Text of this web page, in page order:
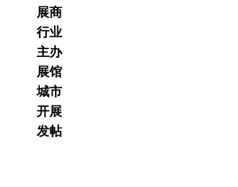
展商
行业
主办
展馆
城市
开展
发帖